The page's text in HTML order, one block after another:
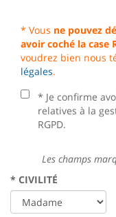
* Vous ne pouvez
avoir coché la case
voudrez bien nous
légales.
* Je confirme
relatives à la
RGPD.
Les champs
* CIVILITÉ